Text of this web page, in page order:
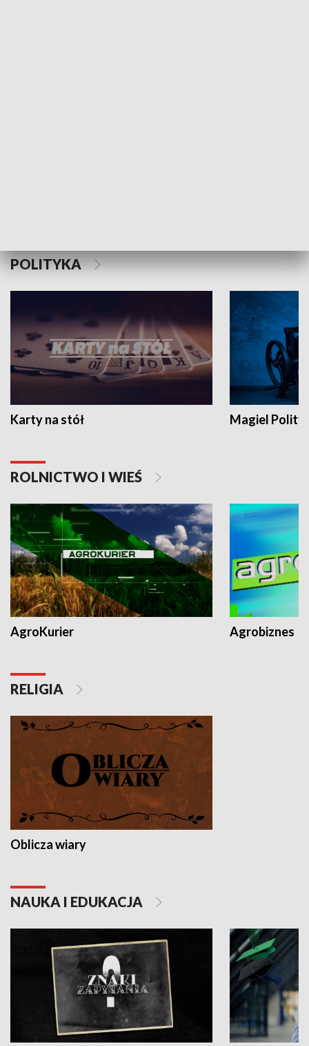
POLITYKA
Karty na stół Magiel
ROLNICTWO I WIEŚ
AgroKurier Agrobiznes
RELIGIA
Oblicza wiary
NAUKA I EDUKACJA